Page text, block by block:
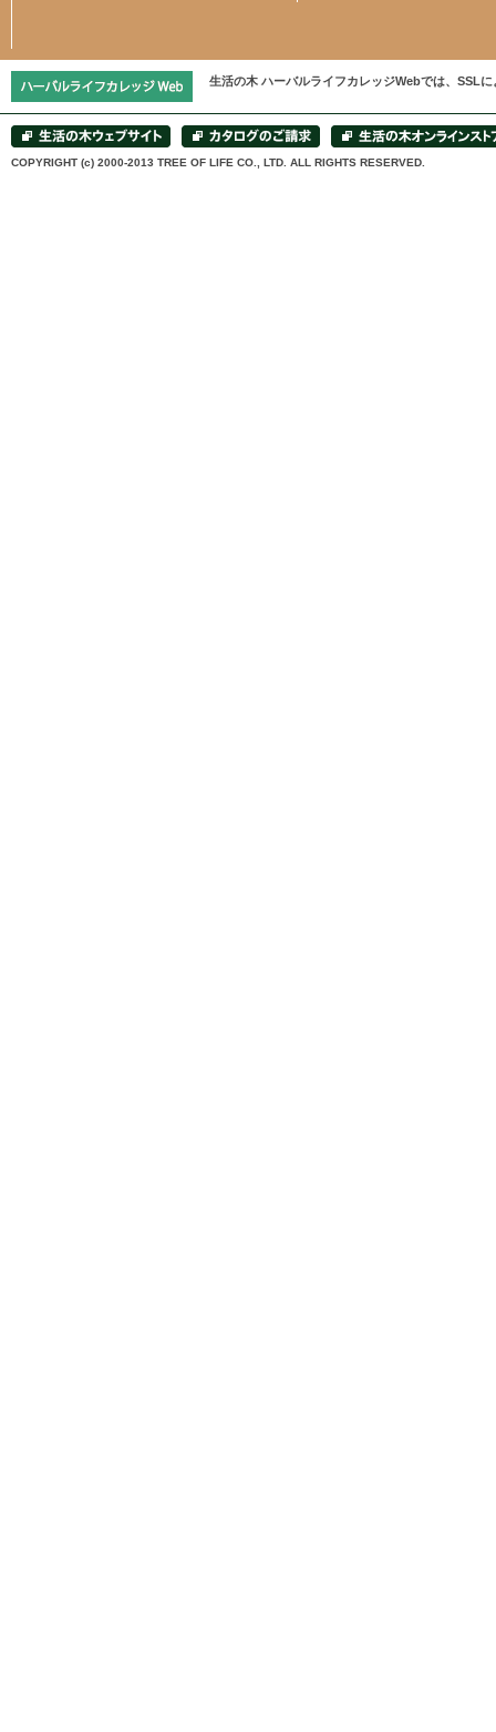
生活の木 ハーバルライフカレッジWebでは、SSL
COPYRIGHT (c) 2000-2013 TREE OF LIFE CO., LTD. ALL RIGHTS RESERVED.